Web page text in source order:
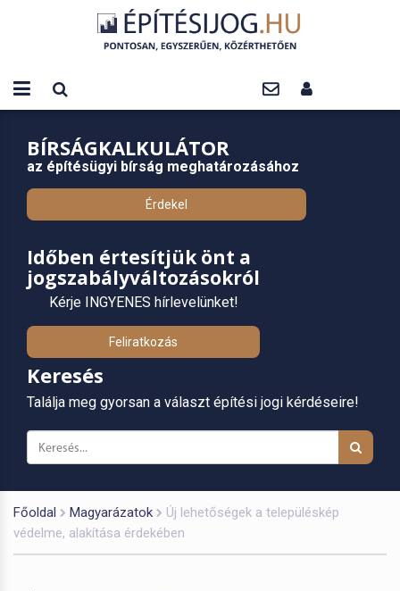
BÍRSÁGKALKULÁTOR
az építésügyi bírság meghatározásához
Érdekel
Időben értesítjük önt a
jogszabályváltozásokról
Kérje INGYENES hírlevelünket!
Feliratkozás
Keresés
Találja meg gyorsan a választ építési jogi kérdéseire!
Főoldal Magyarázatok
Új lehetőségek a településkép
védelme, alakítása érdekében